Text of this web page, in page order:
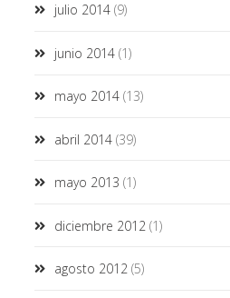
julio 2014 (9)
junio 2014 (1)
mayo 2014 (13)
abril 2014 (39)
mayo 2013 (1)
diciembre 2012 (1)
agosto 2012 (5)